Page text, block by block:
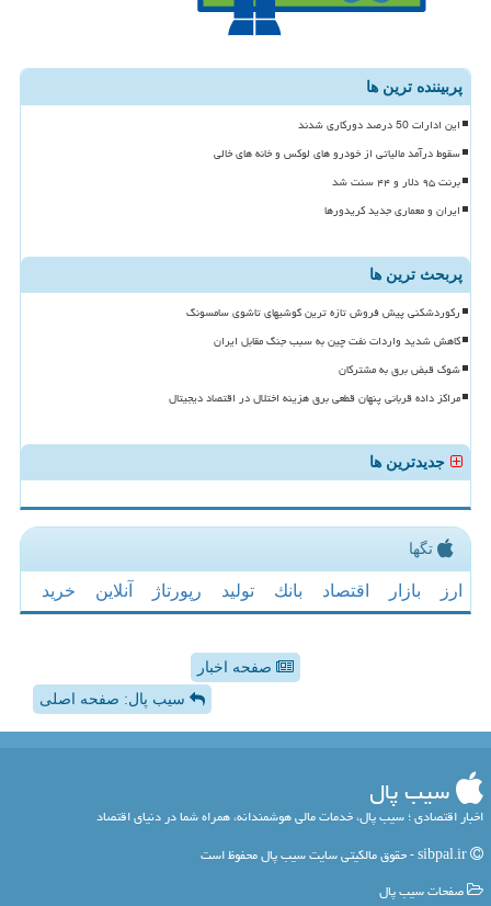
پربیننده ترین ها
این ادارات 50 درصد دورکاری شدند
سقوط درآمد مالیاتی از خودرو های لوکس و خانه های خالی
برنت ۹۵ دلار و ۴۴ سنت شد
ایران و معماری جدید کریدورها
پربحث ترین ها
رکوردشکنی پیش فروش تازه ترین گوشیهای تاشوی سامسونگ
کاهش شدید واردات نفت چین به سبب جنگ مقابل ایران
شوک قبض برق به مشترکان
مراکز داده قربانی پنهان قطعی برق هزینه اختلال در اقتصاد دیجیتال
جدیدترین ها
تگها
ارز بازار اقتصاد بانك تولید رپورتاژ آنلاین خرید
صفحه اخبار
سیب پال: صفحه اصلی
سیب پال
اخبار اقتصادی ؛ سیب پال، خدمات مالی هوشمندانه، همراه شما در دنیای اقتصاد
صفحات سیب پال